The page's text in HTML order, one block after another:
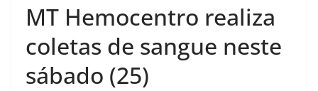
MT Hemocentro realiza
coletas de sangue neste
sábado (25)